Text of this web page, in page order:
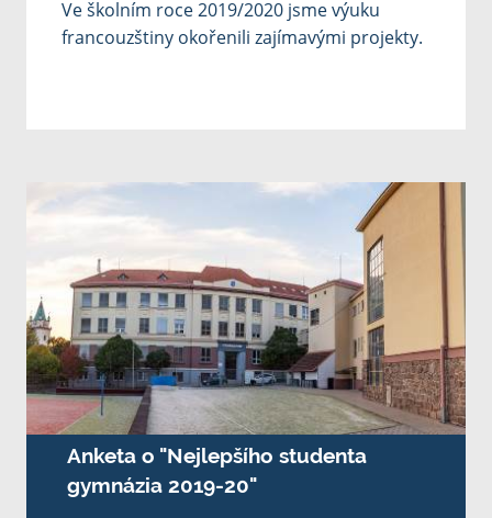
Ve školním roce 2019/2020 jsme výuku
francouzštiny okořenili zajímavými projekty.
Anketa o "Nejlepšího studenta
gymnázia 2019-20"